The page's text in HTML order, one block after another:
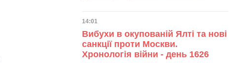
Дата публікації
14:01
Вибухи в окупованій Ялті та нові
санкції проти Москви.
Хронологія війни - день 1626